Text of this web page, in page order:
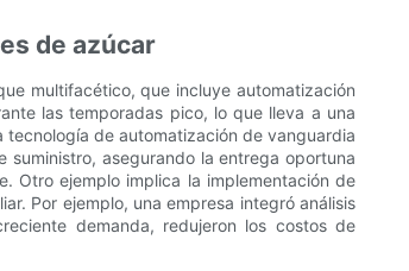
de azúcar
multifacético, que incluye automatización
las temporadas pico, lo que lleva a una
de automatización de vanguardia
asegurando la entrega oportuna
Otro ejemplo implica la implementación de
Por ejemplo, una empresa integró análisis
demanda, redujeron los costos de